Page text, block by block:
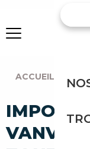
ACCUEIL
IMPORT
VANVES